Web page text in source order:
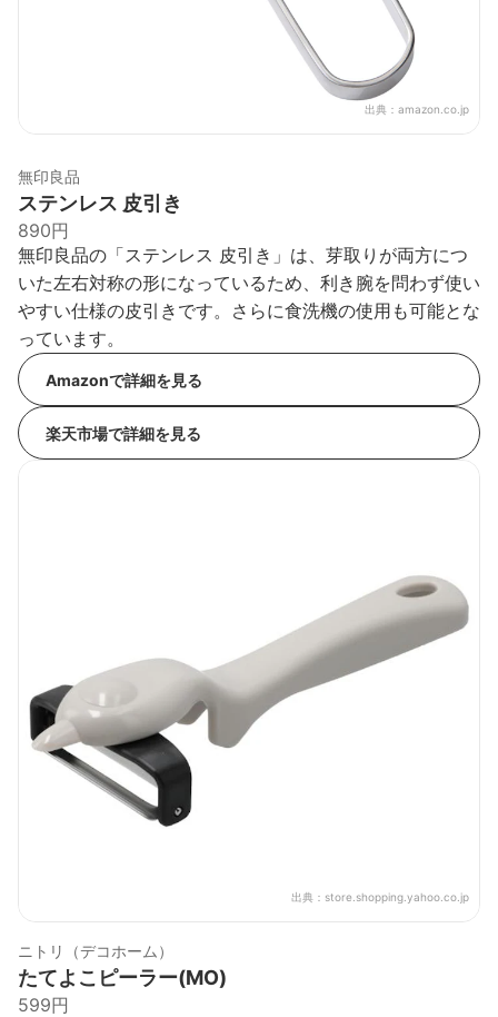
出典： amazon.co.jp
無印良品
ステンレス 皮引き
890円
無印良品の「ステンレス 皮引き」は、芽取りが両方につ
いた左右対称の形になっているため、利き腕を問わず使い
やすい仕様の皮引きです。さらに食洗機の使用も可能とな
っています。
Amazonで詳細を見る
楽天市場で詳細を見る
出典： store.shopping.yahoo.co.jp
ニトリ（デコホーム）
たてよこピーラー(MO)
599円